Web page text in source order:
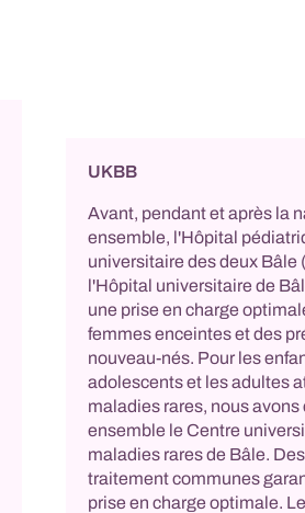
UKBB
Avant, pendant et après la
ensemble, l'Hôpital
universitaire des deux Bâle
l'Hôpital universitaire de
une prise en charge
femmes enceintes et des
nouveau-nés. Pour les
adolescents et les adultes
maladies rares, nous avons
ensemble le Centre
maladies rares de Bâle.
traitement communes
prise en charge optimale.